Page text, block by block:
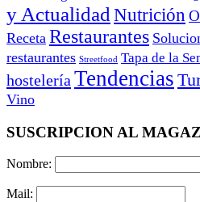
y Actualidad Nutrición
Receta Restaurantes
restaurantes Streetfood Tapa de la
hostelería Tendencias
Vino
SUSCRIPCION AL
Nombre:
Mail: